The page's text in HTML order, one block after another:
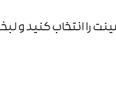
را انتخاب کنید و